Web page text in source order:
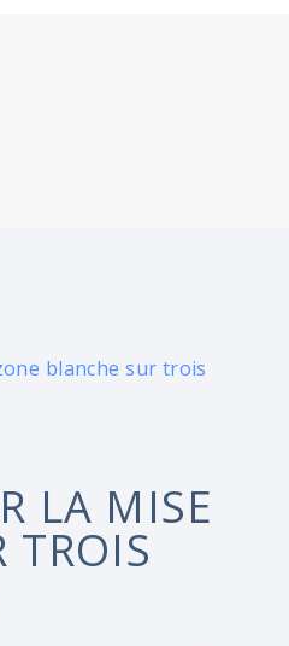
blanche sur trois
LA MISE
TROIS